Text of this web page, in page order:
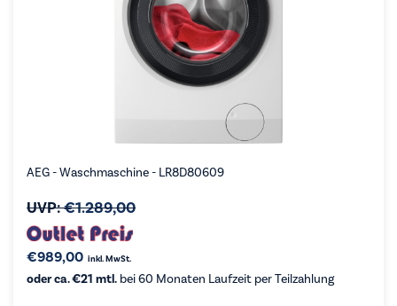
AEG - Waschmaschine - LR8D80609
UVP:€1.289,00
€989,00 inkl. MwSt.
oder ca. €21 mtl. bei 60 Monaten Laufzeit per Teilzahlung